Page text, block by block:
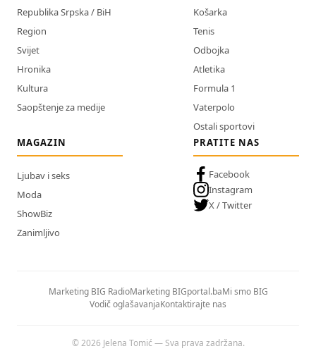
Republika Srpska / BiH
Region
Svijet
Hronika
Kultura
Saopštenje za medije
Košarka
Tenis
Odbojka
Atletika
Formula 1
Vaterpolo
Ostali sportovi
MAGAZIN
Ljubav i seks
Moda
ShowBiz
Zanimljivo
PRATITE NAS
Facebook
Instagram
X / Twitter
Marketing BIG RadioMarketing BIGportal.baMi smo BIG
Vodič oglašavanjaKontaktirajte nas
© 2026 Jelena Tomić — Sva prava zadržana.